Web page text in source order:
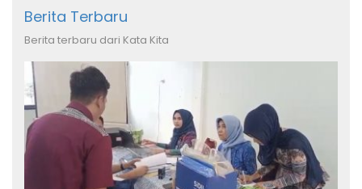
Berita Terbaru
Berita terbaru dari Kata Kita